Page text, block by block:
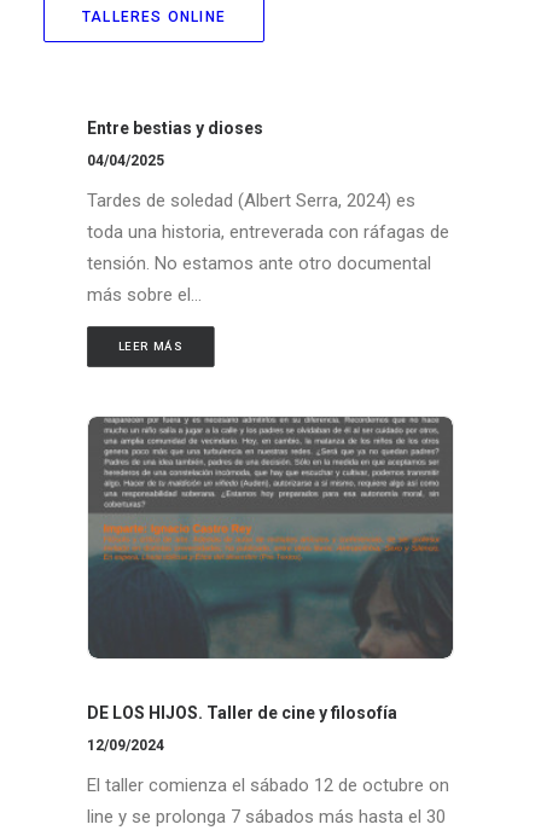
TALLERES ONLINE
Entre bestias y dioses
04/04/2025
Tardes de soledad (Albert Serra, 2024) es
toda una historia, entreverada con ráfagas de
tensión. No estamos ante otro documental
más sobre el…
LEER MÁS
DE LOS HIJOS. Taller de cine y filosofía
12/09/2024
El taller comienza el sábado 12 de octubre on
line y se prolonga 7 sábados más hasta el 30